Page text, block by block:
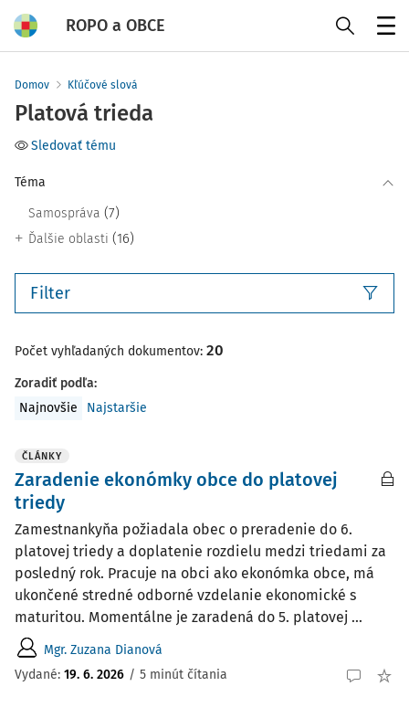
ROPO a OBCE
Domov Kľúčové slová
Platová trieda
Sledovať tému
Téma
Samospráva (7)
Ďalšie oblasti (16)
Filter
Počet vyhľadaných dokumentov: 20
Zoradiť podľa:
Najnovšie
Najstaršie
ČLÁNKY
Zaradenie ekonómky obce do platovej
triedy
Zamestnankyňa požiadala obec o preradenie do 6.
platovej triedy a doplatenie rozdielu medzi triedami za
posledný rok. Pracuje na obci ako ekonómka obce, má
ukončené stredné odborné vzdelanie ekonomické s
maturitou. Momentálne je zaradená do 5. platovej ...
Mgr. Zuzana Dianová
Vydané: 19. 6. 2026 / 5 minút čítania